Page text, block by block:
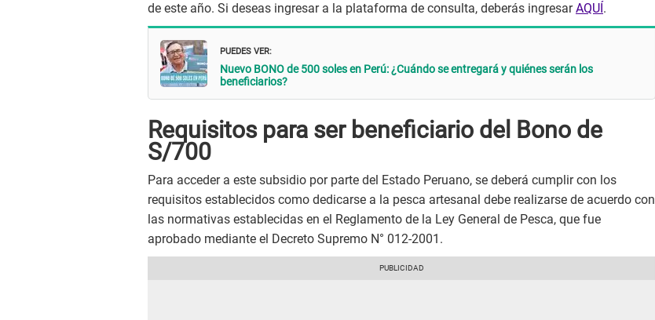
de este año. Si deseas ingresar a la plataforma de consulta, deberás ingresarAQUÍ .
PUEDES VER:
Nuevo BONO de 500 soles en Perú: ¿Cuándo se entregará y quiénes serán los
beneficiarios?
Requisitos para ser beneficiario del Bono de
S/700
Para acceder a este subsidio por parte del Estado Peruano, se deberá cumplir con los
requisitos establecidos como dedicarse a la pesca artesanal debe realizarse de acuerdo con
las normativas establecidas en el Reglamento de la Ley General de Pesca, que fue
aprobado mediante el Decreto Supremo N° 012-2001.